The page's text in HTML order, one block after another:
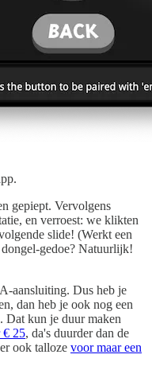
gepiept. Vervolgens
en verroest: we klikten
slide! (Werkt een
gedoe? Natuurlijk!
aansluiting. Dus heb je
dan heb je ook nog een
Dat kun je duur maken
€ 25, da's duurder dan de
ook talloze voor maar een